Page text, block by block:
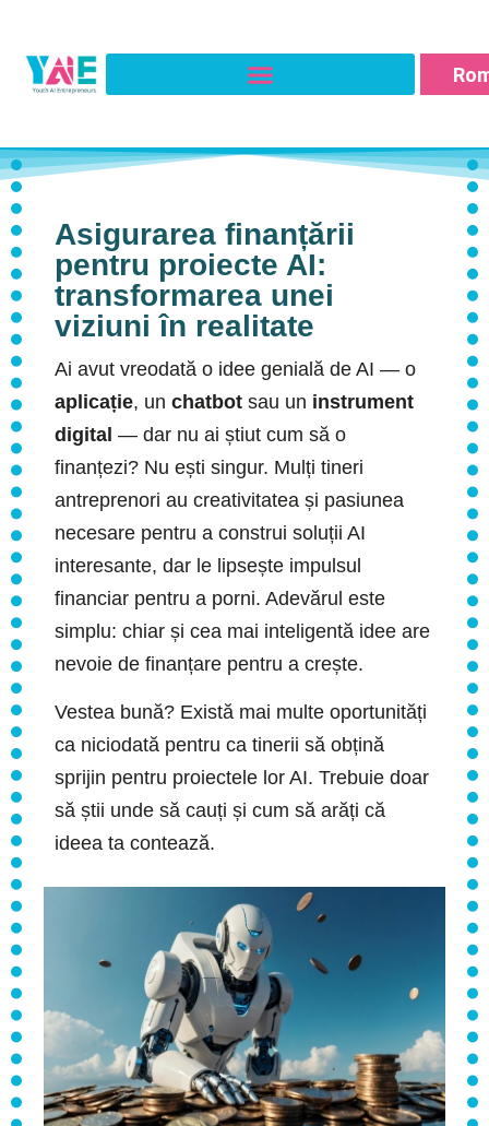
Asigurarea finanțării
pentru proiecte AI:
transformarea unei
viziuni în realitate
Ai avut vreodată o idee genială de AI — o
aplicație, un chatbot sau un instrument
digital — dar nu ai știut cum să o
finanțezi? Nu ești singur. Mulți tineri
antreprenori au creativitatea și pasiunea
necesare pentru a construi soluții AI
interesante, dar le lipsește impulsul
financiar pentru a porni. Adevărul este
simplu: chiar și cea mai inteligentă idee are
nevoie de finanțare pentru a crește.
Vestea bună? Există mai multe oportunități
ca niciodată pentru ca tinerii să obțină
sprijin pentru proiectele lor AI. Trebuie doar
să știi unde să cauți și cum să arăți că
ideea ta contează.